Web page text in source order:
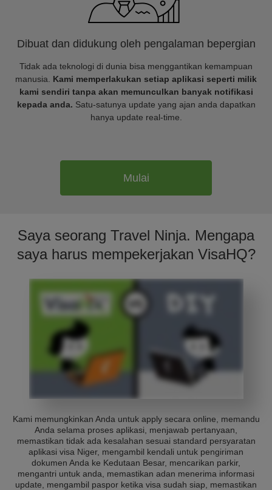
Dibuat dan didukung oleh pengalaman bepergian
Tidak ada teknologi di dunia bisa menggantikan kemampuan
manusia. Kami memperlakukan setiap aplikasi seperti milik
kami sendiri tanpa akan memunculkan banyak notifikasi
kepada anda. Satu-satunya update yang ajan anda dapatkan
hanya update real-time.
Mulai
Saya seorang Travel Ninja. Mengapa
saya harus mempekerjakan VisaHQ?
Kami memungkinkan Anda untuk apply secara online, memandu
Anda selama proses aplikasi, menjawab pertanyaan,
memastikan tidak ada kesalahan sesuai standard persyaratan
aplikasi visa Niger, mengambil kendali untuk pengiriman
dokumen Anda ke Kedutaan Besar, mencarikan parkir,
mengantri untuk anda, memastikan adan menerima informasi
update, mengambil paspor ketika visa sudah siap, memastikan